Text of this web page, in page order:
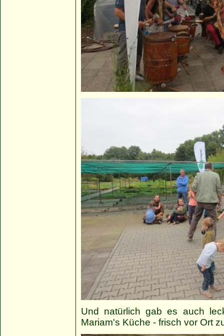
Und natürlich gab es auch
Mariam's Küche - frisch vor Ort